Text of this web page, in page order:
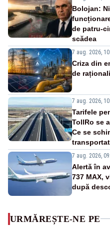
Bolojan:
de patru-
scădea
7 aug. 2026,
Criza din
de
7 aug. 2026,
Tarifele
TollRo se
Ce se
7 aug. 2026,
Alertă în
737 MAX,
după
URMĂREȘTE-NE PE